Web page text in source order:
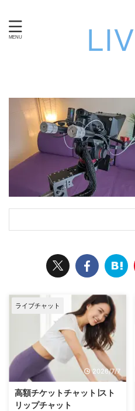
ライブチャット
2026/7/7
高額チケットチャット∣スト
リップチャット